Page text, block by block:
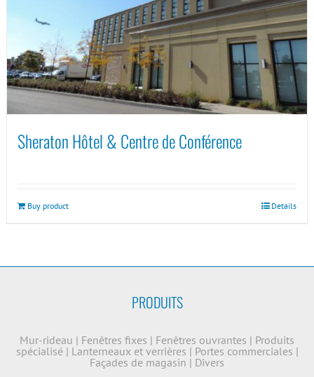
Sheraton Hôtel & Centre de Conférence
Buy product Details
PRODUITS
Mur-rideau | Fenêtres fixes | Fenêtres ouvrantes | Produits
spécialisé | Lanterneaux et verrières | Portes commerciales |
Façades de magasin | Divers